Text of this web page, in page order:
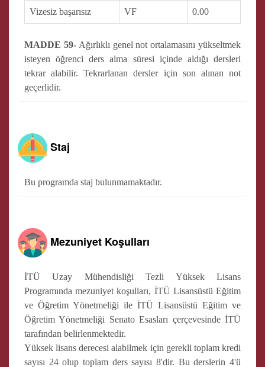
Vizesiz başarısız VF 0.00
MADDE 59-Ağırlıklı genel not ortalamasını yükseltmek
isteyen öğrenci ders alma süresi içinde aldığı dersleri
tekrar alabilir. Tekrarlanan dersler için son alınan not
geçerlidir.
Staj
Bu programda staj bulunmamaktadır.
Mezuniyet Koşulları
İTÜ Uzay Mühendisliği Tezli Yüksek Lisans
Programında mezuniyet koşulları, İTÜ Lisansüstü Eğitim
ve Öğretim Yönetmeliği ile İTÜ Lisansüstü Eğitim ve
Öğretim Yönetmeliği Senato Esasları çerçevesinde İTÜ
tarafından belirlenmektedir.
Yüksek lisans derecesi alabilmek için gerekli toplam kredi
sayısı 24 olup toplam ders sayısı 8'dir. Bu derslerin 4'ü